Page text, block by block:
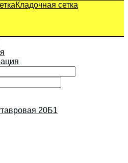
Кладочная сетка
20Б1